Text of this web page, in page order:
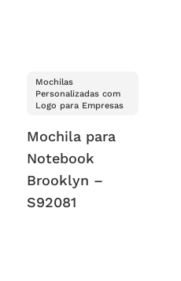
Mochilas
Personalizadas com
Logo para Empresas
Mochila para
Notebook
Brooklyn –
S92081